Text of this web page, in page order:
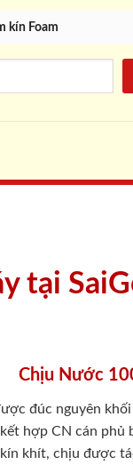
kín Foam
tại
Chịu Nước
đúc nguyên
kết hợp CN cán phủ
khít, chịu được